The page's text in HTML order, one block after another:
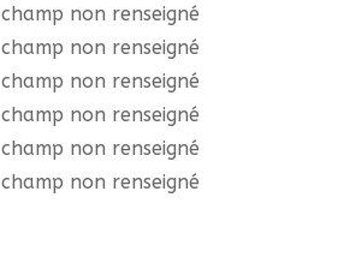
champ non renseigné
champ non renseigné
champ non renseigné
champ non renseigné
champ non renseigné
champ non renseigné